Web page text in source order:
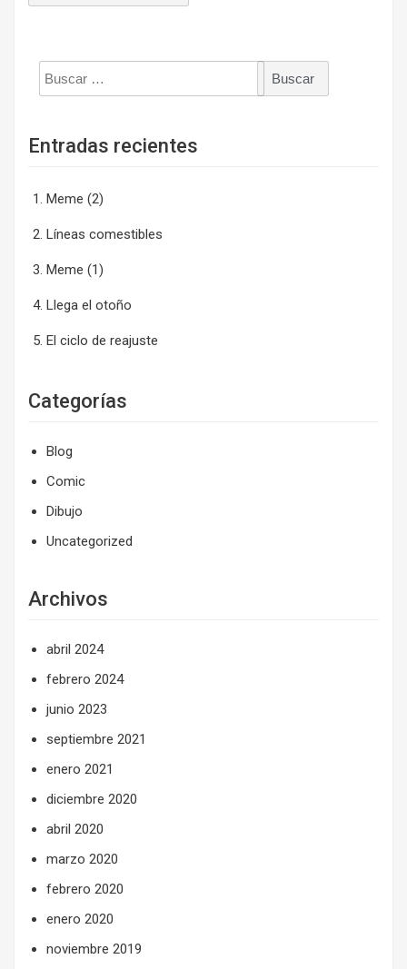
Buscar:
Entradas recientes
Meme (2)
Líneas comestibles
Meme (1)
Llega el otoño
El ciclo de reajuste
Categorías
Blog
Comic
Dibujo
Uncategorized
Archivos
abril 2024
febrero 2024
junio 2023
septiembre 2021
enero 2021
diciembre 2020
abril 2020
marzo 2020
febrero 2020
enero 2020
noviembre 2019